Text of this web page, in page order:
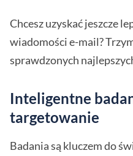
Chcesz uzyskać jeszcze
wiadomości e-mail?
sprawdzonych
Inteligentne
targetowanie
Badania są kluczem do